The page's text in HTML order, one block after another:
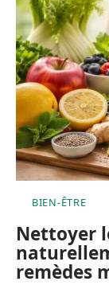
BIEN-ÊTRE
Nettoyer
remèdes